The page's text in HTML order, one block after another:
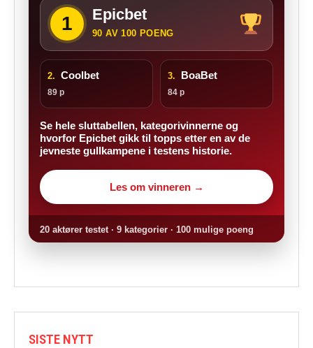
1 Epicbet
90 AV 100 POENG
2. Coolbet
89 p
3. BoaBet
84 p
Se hele sluttabellen, kategorivinnerne og
hvorfor Epicbet gikk til topps etter en av de
jevneste gullkampene i testens historie.
Les om vinneren →
20 aktører testet · 9 kategorier · 100 mulige poeng
SISTE NYTT